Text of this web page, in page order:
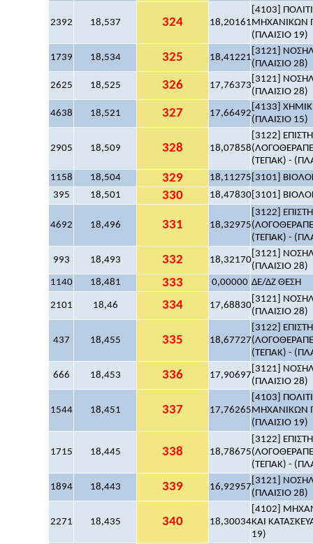
2392 18,537 324 18,20161
[4103]
ΜΗΧΑΝΙΚΩΝ
(ΠΛΑΙΣΙΟ 19)
1739 18,534 325 18,41221
[3121]
(ΠΛΑΙΣΙΟ 28)
2625 18,525 326 17,76373
[3121]
(ΠΛΑΙΣΙΟ 28)
4638 18,521 327 17,66492
[4133]
(ΠΛΑΙΣΙΟ 15)
2905 18,509 328 18,07858
[3122]
(ΤΕΠΑΚ) -
1158
18,504 329 18,11275 [3101]
395
18,501 330 18,47830 [3101]
4692 18,496 331 18,32975
[3122]
(ΤΕΠΑΚ) -
993 18,493 332 18,32170
[3121]
(ΠΛΑΙΣΙΟ 28)
1140
18,481 333 0,00000 ΔΕ/ΔΖ ΘΕΣΗ
2101 18,46 334 17,68830
[3121]
(ΠΛΑΙΣΙΟ 28)
437 18,455 335 18,67727
[3122]
(ΤΕΠΑΚ) -
666 18,453 336 17,90697
[3121]
(ΠΛΑΙΣΙΟ 28)
1544 18,451 337 17,76265
[4103]
ΜΗΧΑΝΙΚΩΝ
(ΠΛΑΙΣΙΟ 19)
1715 18,445 338 18,78675
[3122]
(ΤΕΠΑΚ) -
1894 18,443 339 16,92957
[3121]
(ΠΛΑΙΣΙΟ 28)
2271 18,435 340 18,30034
[4102]
ΚΑΙ
19)